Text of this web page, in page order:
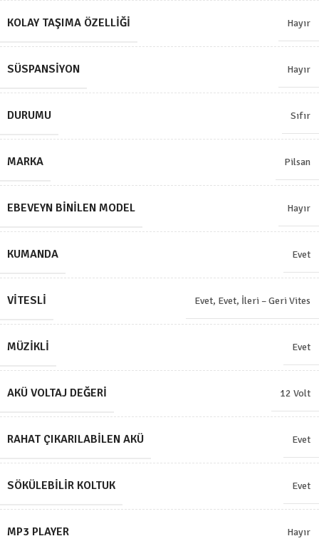
KOLAY TAŞIMA ÖZELLIĞI Hayır
SÜSPANSIYON Hayır
DURUMU Sıfır
MARKA Pilsan
EBEVEYN BINILEN MODEL Hayır
KUMANDA Evet
VITESLI Evet, Evet, İleri – Geri Vites
MÜZIKLI Evet
AKÜ VOLTAJ DEĞERI 12 Volt
RAHAT ÇIKARILABILEN AKÜ Evet
SÖKÜLEBILIR KOLTUK Evet
MP3 PLAYER Hayır